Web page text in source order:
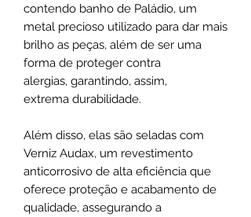
contendo banho de Paládio, um
metal precioso utilizado para dar mais
brilho as peças, além de ser uma
forma de proteger contra
alergias, garantindo, assim,
extrema durabilidade.
Além disso, elas são seladas com
Verniz Audax, um revestimento
anticorrosivo de alta eficiência que
oferece proteção e acabamento de
qualidade, assegurando a